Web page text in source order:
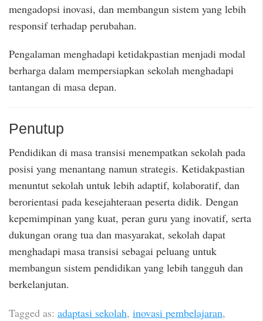
mengadopsi inovasi, dan membangun sistem yang lebih
responsif terhadap perubahan.
Pengalaman menghadapi ketidakpastian menjadi modal
berharga dalam mempersiapkan sekolah menghadapi
tantangan di masa depan.
Penutup
Pendidikan di masa transisi menempatkan sekolah pada
posisi yang menantang namun strategis. Ketidakpastian
menuntut sekolah untuk lebih adaptif, kolaboratif, dan
berorientasi pada kesejahteraan peserta didik. Dengan
kepemimpinan yang kuat, peran guru yang inovatif, serta
dukungan orang tua dan masyarakat, sekolah dapat
menghadapi masa transisi sebagai peluang untuk
membangun sistem pendidikan yang lebih tangguh dan
berkelanjutan.
Tagged as: adaptasi sekolah, inovasi pembelajaran,